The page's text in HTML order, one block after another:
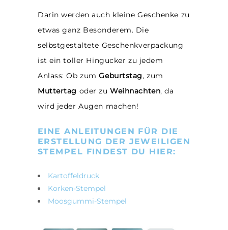
Darin werden auch kleine Geschenke zu
etwas ganz Besonderem. Die
selbstgestaltete Geschenkverpackung
ist ein toller Hingucker zu jedem
Anlass: Ob zumGeburtstag, zum
Muttertag oder zuWeihnachten, da
wird jeder Augen machen!
EINE ANLEITUNGEN FÜR DIE
ERSTELLUNG DER JEWEILIGEN
STEMPEL FINDEST DU HIER:
Kartoffeldruck
Korken-Stempel
Moosgummi-Stempel